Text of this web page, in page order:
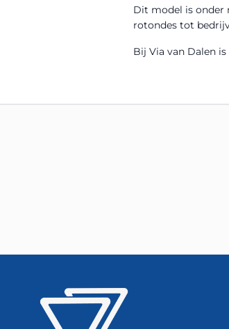
Dit model is onder
rotondes tot
Bij Via van Dalen